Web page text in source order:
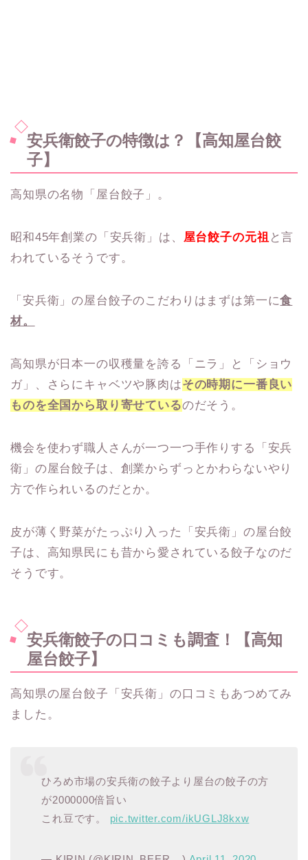
安兵衛餃子の特徴は？【高知屋台餃
子】
高知県の名物「屋台餃子」。
昭和45年創業の「安兵衛」は、 屋台餃子の元祖 と言
われているそうです。
「安兵衛」の屋台餃子のこだわりはまずは第一に食
材。
高知県が日本一の収穫量を誇る「ニラ」と「ショウ
ガ」、さらにキャベツや豚肉はその時期に一番良い
ものを全国から取り寄せているのだそう。
機会を使わず職人さんが一つ一つ手作りする「安兵
衛」の屋台餃子は、創業からずっとかわらないやり
方で作られいるのだとか。
皮が薄く野菜がたっぷり入った「安兵衛」の屋台餃
子は、高知県民にも昔から愛されている餃子なのだ
そうです。
安兵衛餃子の口コミも調査！【高知
屋台餃子】
高知県の屋台餃子「安兵衛」の口コミもあつめてみ
ました。
ひろめ市場の安兵衛の餃子より屋台の餃子の方
が2000000倍旨い
これ豆です。 pic.twitter.com/ikUGLJ8kxw